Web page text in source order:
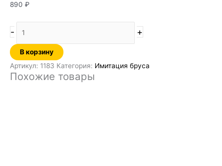
890 ₽
- +
В корзину
Артикул: 1183 Категория: Имитация бруса
Похожие товары